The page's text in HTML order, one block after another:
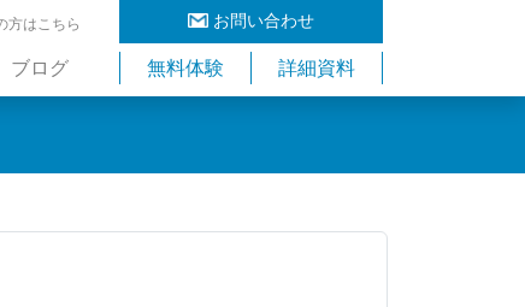
お問い合わせ
方はこちら
ブログ 無料体験 詳細資料